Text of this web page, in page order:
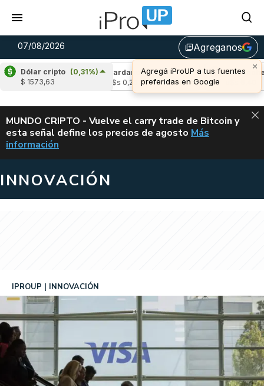
07/08/2026 library_addAgreganos
×
Agregá iProUP a tus fuentes
preferidas en Google
Dólar cripto (0,31%)
$ 1573,63
(-2,54%)
Cardano (5,31%)
u$s 0,20
Avalanche
u$s 6,40
ALERTA
MUNDO CRIPTO - Vuelve el carry trade de Bitcoin y
esta señal define los precios de agosto VUELVE EL
Más
información
INNOVACIÓN
IPROUP INNOVACIÓN